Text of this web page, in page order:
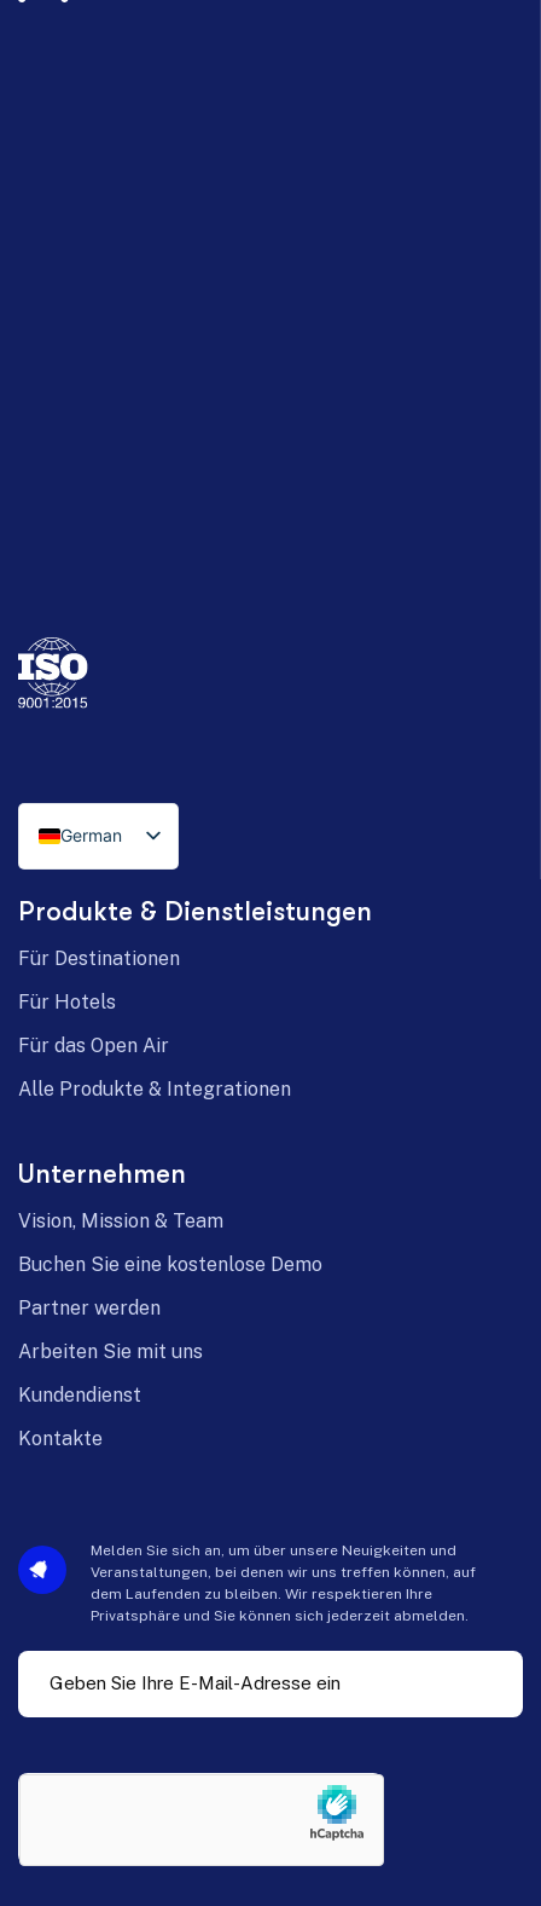
German
Italian
English
Produkte & Dienstleistungen
Für Destinationen
Für Hotels
Für das Open Air
Alle Produkte & Integrationen
Unternehmen
Vision, Mission & Team
Buchen Sie eine kostenlose Demo
Partner werden
Arbeiten Sie mit uns
Kundendienst
Kontakte
Melden Sie sich an, um über unsere Neuigkeiten und
Veranstaltungen, bei denen wir uns treffen können, auf
dem Laufenden zu bleiben. Wir respektieren Ihre
Privatsphäre und Sie können sich jederzeit abmelden.